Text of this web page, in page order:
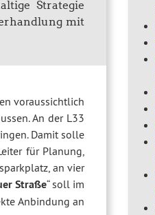
Strategie
mit
voraussichtlich
An der L33
Damit solle
für Planung,
an vier
Straße“ soll im
Anbindung an